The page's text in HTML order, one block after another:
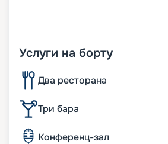
Услуги на борту
Два ресторана
Три бара
Конференц-зал